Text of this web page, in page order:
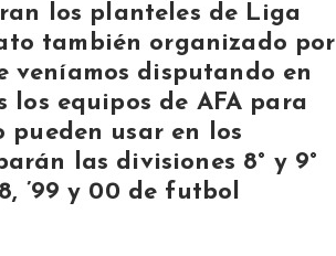
los planteles de Liga
también organizado por
veníamos disputando en
los equipos de AFA para
pueden usar en los
las divisiones 8° y 9°
’99 y 00 de futbol